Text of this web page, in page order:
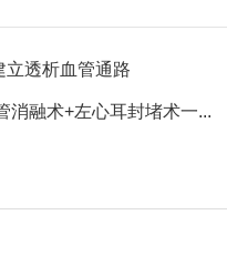
立透析血管通路
消融术+左心耳封堵术一...